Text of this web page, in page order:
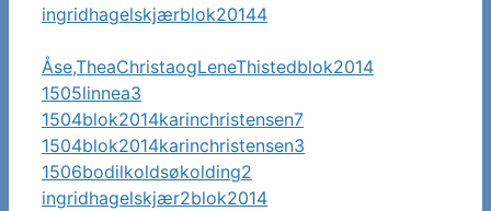
ingridhagelskjærblok20144
Åse,TheaChristaogLeneThistedblok2014
1505linnea3
1504blok2014karinchristensen7
1504blok2014karinchristensen3
1506bodilkoldsøkolding2
ingridhagelskjær2blok2014